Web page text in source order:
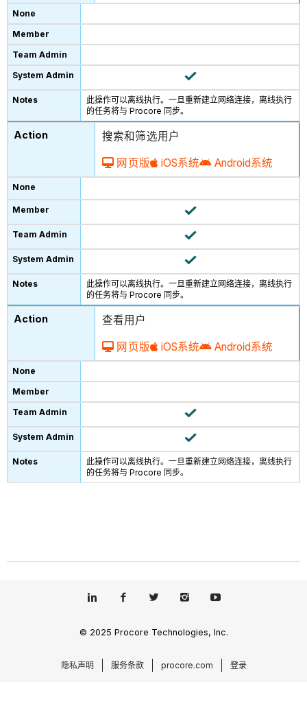
此操作可以离线执行。一旦重新建立网络连接，离线执行
的任务将与 Procore 同步。
搜索和筛选用户
网页版 iOS系统 Android系统
此操作可以离线执行。一旦重新建立网络连接，离线执行
的任务将与 Procore 同步。
查看用户
网页版 iOS系统 Android系统
此操作可以离线执行。一旦重新建立网络连接，离线执行
的任务将与 Procore 同步。
© 2025 Procore Technologies, Inc.
隐私声明 服务条款 procore.com 登录